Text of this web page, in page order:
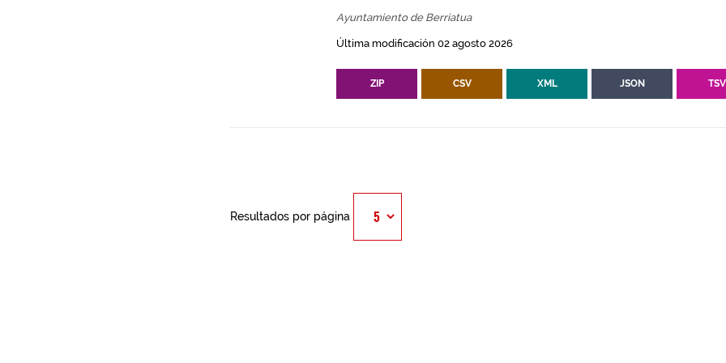
Ayuntamiento de Berriatua
Última modificación 02 agosto 2026
ZIP CSV XML JSON TSV
Resultados por página